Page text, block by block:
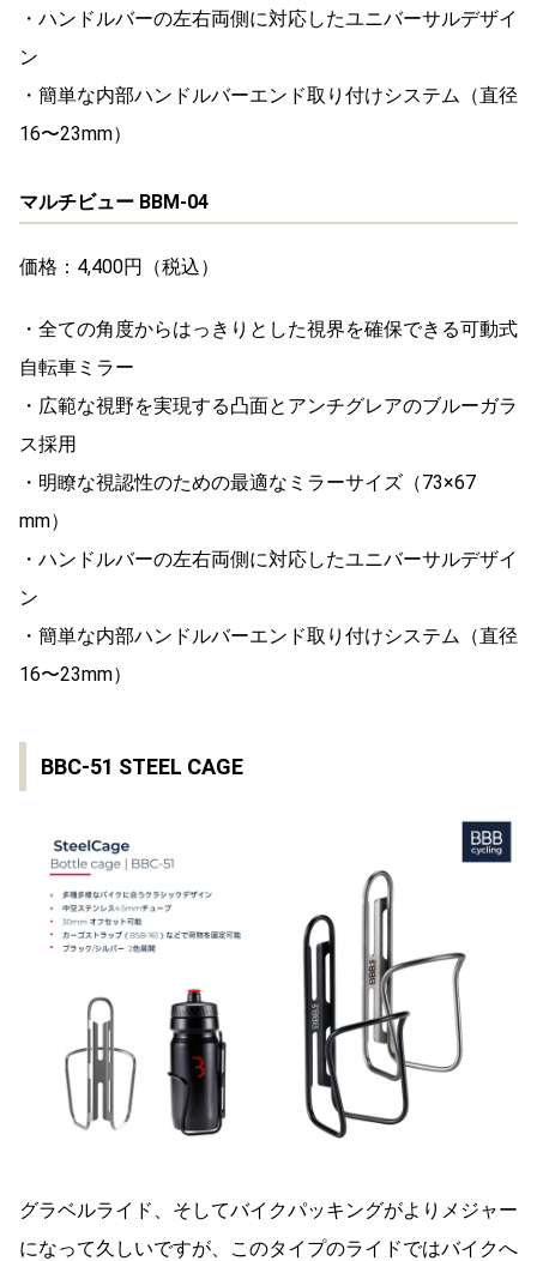
・ハンドルバーの左右両側に対応したユニバーサルデザイ
ン
・簡単な内部ハンドルバーエンド取り付けシステム（直径
16〜23mm）
マルチビュー BBM-04
価格：4,400円（税込）
・全ての角度からはっきりとした視界を確保できる可動式
自転車ミラー
・広範な視野を実現する凸面とアンチグレアのブルーガラ
ス採用
・明瞭な視認性のための最適なミラーサイズ（73×67
mm）
・ハンドルバーの左右両側に対応したユニバーサルデザイ
ン
・簡単な内部ハンドルバーエンド取り付けシステム（直径
16〜23mm）
BBC-51 STEEL CAGE
グラベルライド、そしてバイクパッキングがよりメジャー
になって久しいですが、このタイプのライドではバイクへ